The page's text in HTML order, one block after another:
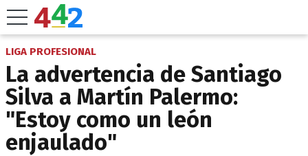
LIGA PROFESIONAL
La advertencia de Santiago
Silva a Martín Palermo:
"Estoy como un león
enjaulado"